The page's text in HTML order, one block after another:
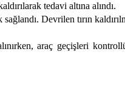
tedavi altına alındı.
Devrilen tırın
araç geçişleri